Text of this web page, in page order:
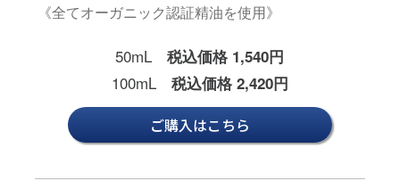
《全てオーガニック認証精油を使用》
50mL税込価格 1,540円
100mL 税込価格 2,420円
ご購入はこちら